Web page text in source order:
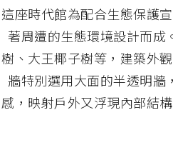
這座時代館為配合生態保護
著周遭的生態環境設計而成
樹、大王椰子樹等，建築外
牆特別選用大面的半透明牆
感，映射戶外又浮現內部結